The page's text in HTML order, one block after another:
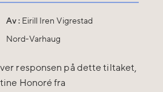
Av :Eirill Iren Vigrestad
Nord-Varhaug
responsen på dette tiltaket,
Honoré fra